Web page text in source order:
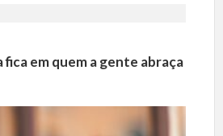
fica em quem a gente abraça